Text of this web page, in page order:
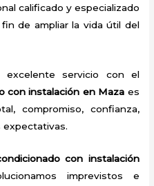
calificado y especializado
de ampliar la vida útil del
servicio con el
con instalación en Maza es
compromiso, confianza,
expectativas.
con instalación
imprevistos e